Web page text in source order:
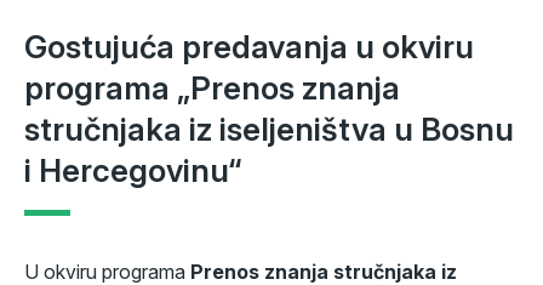
Gostujuća predavanja u okviru
programa „Prenos znanja
stručnjaka iz iseljeništva u Bosnu
i Hercegovinu“
U okviru programa Prenos znanja stručnjaka iz